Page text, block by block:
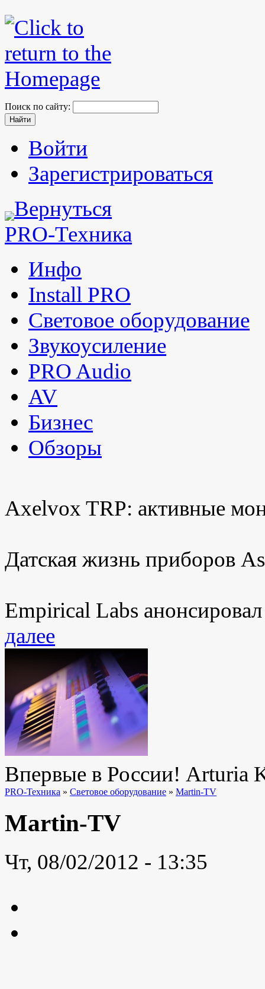
Поиск по сайту:
Войти
Зарегистрироваться
Вернуться
PRO-Техника
Инфо
Install PRO
Световое оборудование
Звукоусиление
PRO Audio
AV
Бизнес
Обзоры
Axelvox TRP: активные
Датская жизнь приборов
Empirical Labs
далее
Впервые в России! Arturia
PRO-Техника » Световое оборудование » Martin-TV
Martin-TV
Чт, 08/02/2012 - 13:35